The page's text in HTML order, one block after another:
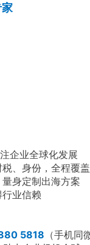
企业全球化发展
税、身份，全程覆
身定制出海方案
业信赖
5818 （手机同